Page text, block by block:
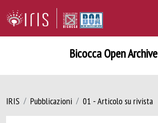
Bicocca Open Archive
IRIS Pubblicazioni 01 - Articolo su rivista